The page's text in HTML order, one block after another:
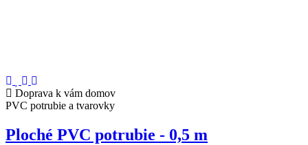
Doprava k vám domov
PVC potrubie a tvarovky
Ploché PVC potrubie - 0,5 m